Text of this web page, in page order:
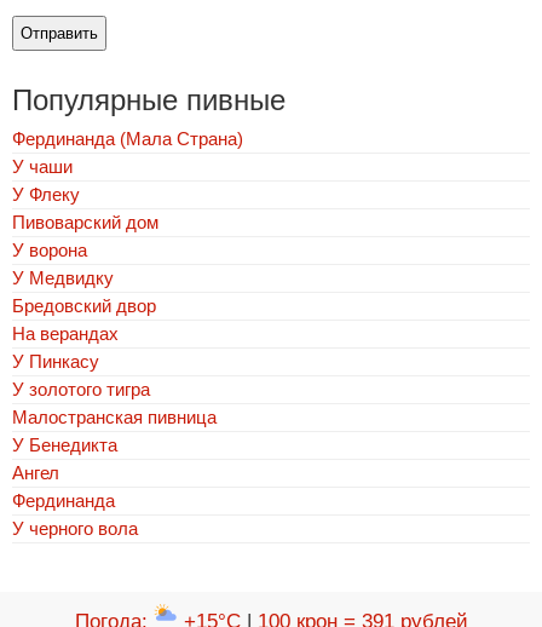
Популярные пивные
Фердинанда (Мала Страна)
У чаши
У Флеку
Пивоварский дом
У ворона
У Медвидку
Бредовский двор
На верандах
У Пинкасу
У золотого тигра
Малостранская пивница
У Бенедикта
Ангел
Фердинанда
У черного вола
Погода: +15°C| 100 крон = 391 рублей